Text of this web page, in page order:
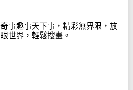
奇事趣事天下事，精彩無界限，放
眼世界，輕鬆搜畫。